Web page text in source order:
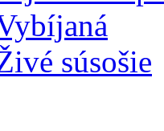
súsošie